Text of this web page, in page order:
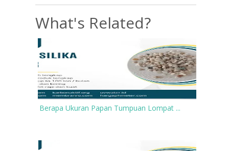
What's Related?
Berapa Ukuran Papan Tumpuan Lompat ...